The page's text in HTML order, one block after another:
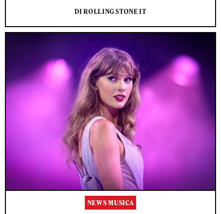
DI ROLLING STONE IT
NEWS MUSICA